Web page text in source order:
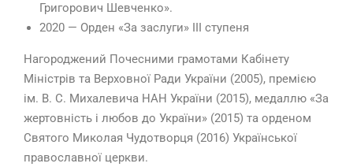
Григорович Шевченко».
2020 — Орден «За заслуги» ІІІ ступеня
Нагороджений Почесними грамотами Кабінету
Міністрів та Верховної Ради України (2005), премією
ім. В. С. Михалевича НАН України (2015), медаллю «За
жертовність і любов до України» (2015) та орденом
Святого Миколая Чудотворця (2016) Української
православної церкви.